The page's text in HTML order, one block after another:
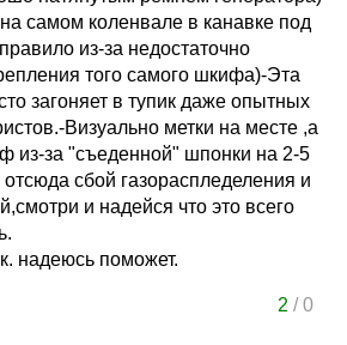
самом коленвале в канавке под
из-за недостаточно
того самого шкифа)-Эта
загоняет в тупик даже опытных
Визуально метки на месте ,а
из-за "съеденной" шпонки на 2-5
сбой газораспледеления и
и надейся что это всего
надеюсь поможет.
2 /0